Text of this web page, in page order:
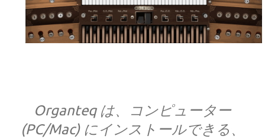
Organteq は、コンピューター
(PC/Mac) にインストールできる、